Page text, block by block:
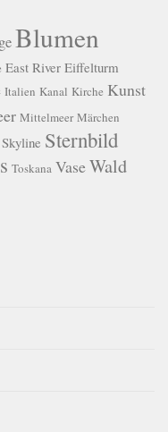
Blumen
East River Eiffelturm
Italien Kanal Kirche Kunst
Mittelmeer Märchen
Skyline Sternbild
Toskana VaseWald